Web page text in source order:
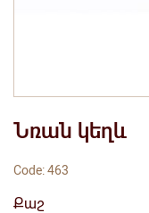
Նռան կեղև
Code: 463
Քաշ